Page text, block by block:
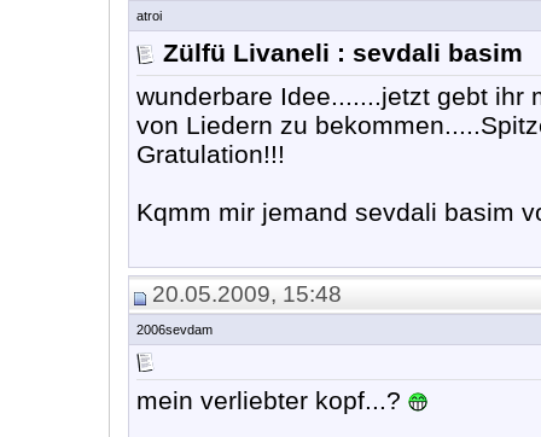
atroi
Zülfü Livaneli : sevdali basim
wunderbare Idee.......jetzt gebt ihr
von Liedern zu
Gratulation!!!
Kqmm mir jemand sevdali basim
20.05.2009, 15:48
2006sevdam
mein verliebter kopf...?